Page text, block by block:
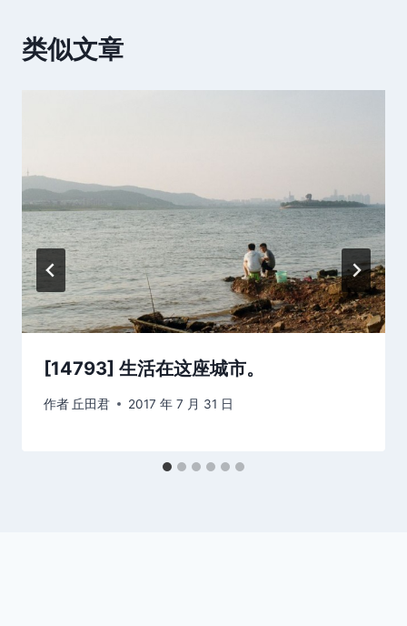
类似文章
[14793] 生活在这座城市。
作者 丘田君 2017 年 7 月 31 日